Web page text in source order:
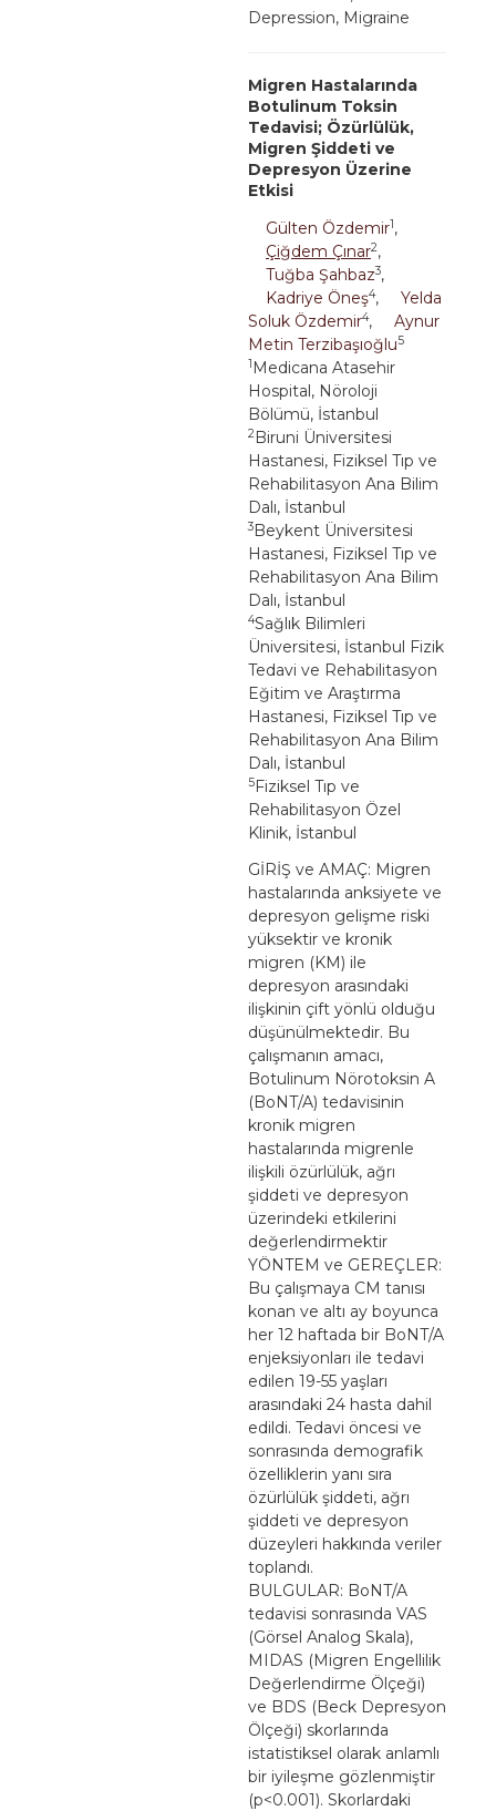
Depression, Migraine
Migren Hastalarında
Botulinum Toksin
Tedavisi; Özürlülük,
Migren Şiddeti ve
Depresyon Üzerine
Etkisi
Gülten Özdemir1,
Çiğdem Çınar2,
Tuğba Şahbaz3,
Kadriye Öneş4,
Yelda
Soluk Özdemir4,
Aynur
Metin Terzibaşıoğlu5
1 Medicana Atasehir
Hospital, Nöroloji
Bölümü, İstanbul
2 Biruni Üniversitesi
Hastanesi, Fiziksel Tıp ve
Rehabilitasyon Ana Bilim
Dalı, İstanbul
3Beykent Üniversitesi
Hastanesi, Fiziksel Tıp ve
Rehabilitasyon Ana Bilim
Dalı, İstanbul
4Sağlık Bilimleri
Üniversitesi, İstanbul Fizik
Tedavi ve Rehabilitasyon
Eğitim ve Araştırma
Hastanesi, Fiziksel Tıp ve
Rehabilitasyon Ana Bilim
Dalı, İstanbul
5Fiziksel Tıp ve
Rehabilitasyon Özel
Klinik, İstanbul
GİRİŞ ve AMAÇ: Migren
hastalarında anksiyete ve
depresyon gelişme riski
yüksektir ve kronik
migren (KM) ile
depresyon arasındaki
ilişkinin çift yönlü olduğu
düşünülmektedir. Bu
çalışmanın amacı,
Botulinum Nörotoksin A
(BoNT/A) tedavisinin
kronik migren
hastalarında migrenle
ilişkili özürlülük, ağrı
şiddeti ve depresyon
üzerindeki etkilerini
değerlendirmektir
YÖNTEM ve GEREÇLER:
Bu çalışmaya CM tanısı
konan ve altı ay boyunca
her 12 haftada bir BoNT/A
enjeksiyonları ile tedavi
edilen 19-55 yaşları
arasındaki 24 hasta dahil
edildi. Tedavi öncesi ve
sonrasında demografik
özelliklerin yanı sıra
özürlülük şiddeti, ağrı
şiddeti ve depresyon
düzeyleri hakkında veriler
toplandı.
BULGULAR: BoNT/A
tedavisi sonrasında VAS
(Görsel Analog Skala),
MIDAS (Migren Engellilik
Değerlendirme Ölçeği)
ve BDS (Beck Depresyon
Ölçeği) skorlarında
istatistiksel olarak anlamlı
bir iyileşme gözlenmiştir
(p<0.001). Skorlardaki